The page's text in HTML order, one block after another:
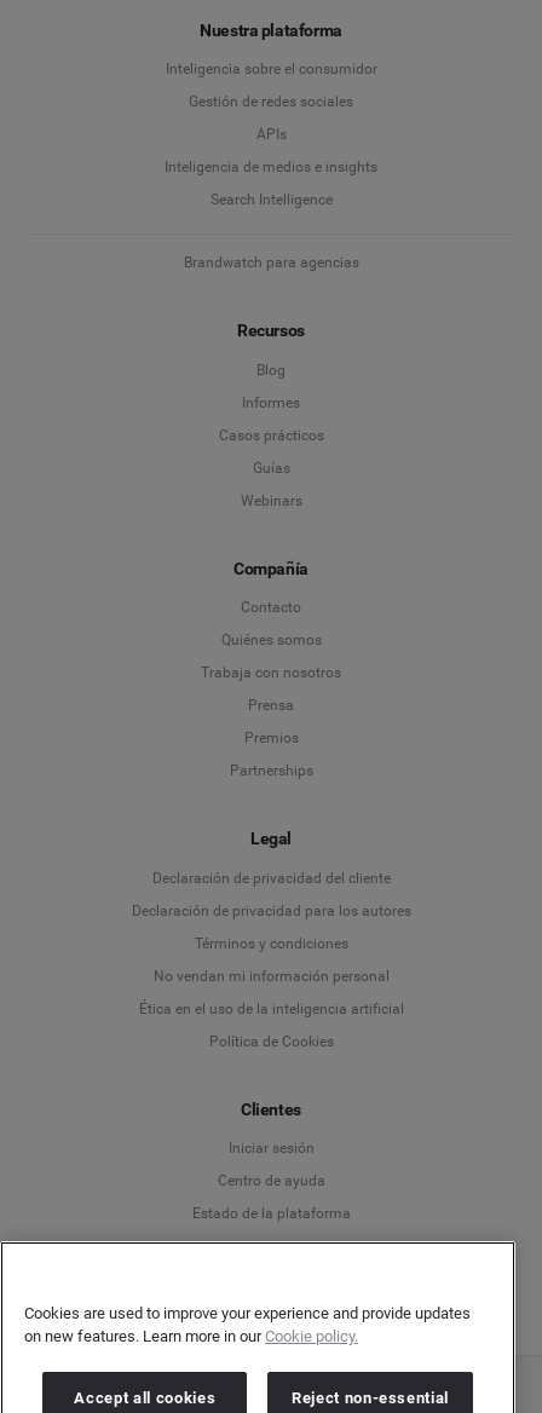
Nuestra plataforma
Inteligencia sobre el consumidor
Gestión de redes sociales
APIs
Inteligencia de medios e insights
Search Intelligence
Brandwatch para agencias
Recursos
Blog
Informes
Casos prácticos
Guías
Webinars
Compañía
Contacto
Quiénes somos
Trabaja con nosotros
Prensa
Premios
Partnerships
Legal
Declaración de privacidad del cliente
Declaración de privacidad para los autores
Términos y condiciones
No vendan mi información personal
Ética en el uso de la inteligencia artificial
Política de Cookies
Clientes
Iniciar sesión
Centro de ayuda
Estado de la plataforma
Language
Deutsch
Copyright © 2026 Brandwatch. Todos los derechos reservados. Cision Group Ltd, 7th
Cookies are used to improve your experience and provide updates
on new features. Learn more in ourCookie policy.
Accept all cookies
Reject non-essential